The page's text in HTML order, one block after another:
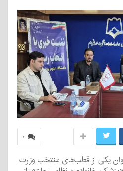
۰
یکی از قطب‌های منتخب وزارت